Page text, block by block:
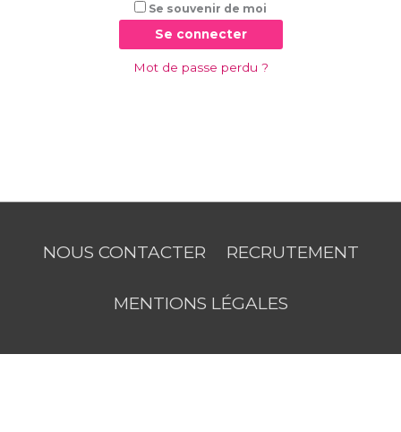
Se souvenir de moi
Se connecter
Mot de passe perdu ?
NOUS CONTACTER RECRUTEMENT
MENTIONS LÉGALES